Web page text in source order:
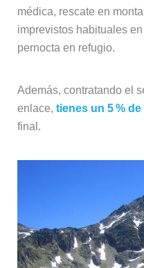
médica, rescate en
imprevistos habituales
pernocta en refugio.
Además, contratando el
enlace, tienes un 5 %
final.